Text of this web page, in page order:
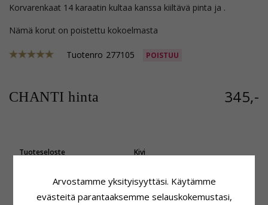
korvarenkaat 14 karaatin kultaa kanssa kiiltävä pinta ja .
Nämä korut on poistettu kokoelmasta
Tuotenro 277105 POISTUU
CHANTI hinta 345,-
Tuoteseloste
14 Karaatin Kultaa
Kiiltävä
Kivi
Kivi: Zirkoni
Arvostamme yksityisyyttäsi. Käytämme
evästeitä parantaaksemme selauskokemustasi,